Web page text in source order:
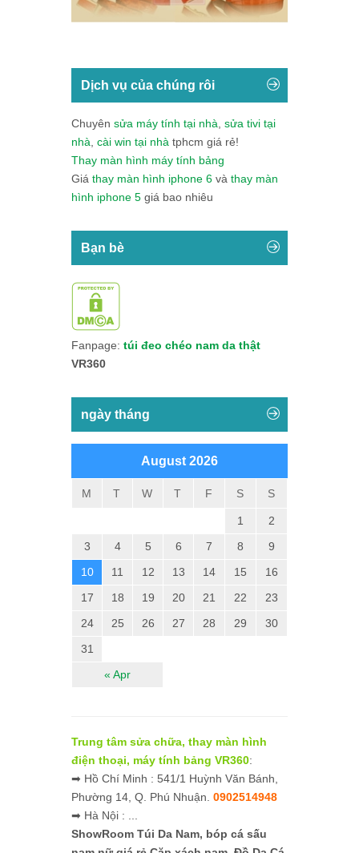
Dịch vụ của chúng rôi
Chuyên sửa máy tính tại nhà sửa tivi tại
nhà cài win tại nhà tphcm giá rẻ!
Thay màn hình máy tính bảng
Giá thay màn hình iphone 6 và thay màn
hình iphone 5 giá bao nhiêu
Bạn bè
Fanpage: túi đeo chéo nam da thật
VR360
ngày tháng
August 2026
M T W T F S S
« Apr
1
2
3
4 5 6 7 8
9
10
11 12 13 14 15
16
17
18 19 20 21 22
23
24
25 26 27 28 29
30
31
Trung tâm sửa chữa, thay màn hình
điện thoại, máy tính bảng VR360:
➡ Hồ Chí Minh : 541/1 Huỳnh Văn Bánh,
Phường 14, Q. Phú Nhuận. 0902514948
➡ Hà Nội : ...
ShowRoom Túi Da Nam, bóp cá sấu